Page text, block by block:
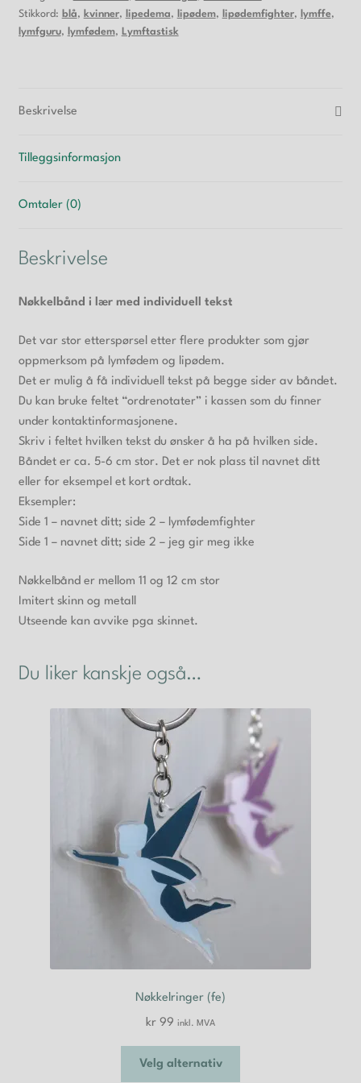
Stikkord: blå, kvinner, lipedema, lipødem, lipødemfighter, lymffe,
lymfguru, lymfødem, Lymftastisk
Beskrivelse
Tilleggsinformasjon
Omtaler (0)
Beskrivelse
Nøkkelbånd i lær med individuell tekst
Det var stor etterspørsel etter flere produkter som gjør
oppmerksom på lymfødem og lipødem.
Det er mulig å få individuell tekst på begge sider av båndet.
Du kan bruke feltet “ordrenotater” i kassen som du finner
under kontaktinformasjonene.
Skriv i feltet hvilken tekst du ønsker å ha på hvilken side.
Båndet er ca. 5-6 cm stor. Det er nok plass til navnet ditt
eller for eksempel et kort ordtak.
Eksempler:
Side 1 – navnet ditt; side 2 – lymfødemfighter
Side 1 – navnet ditt; side 2 – jeg gir meg ikke
Nøkkelbånd er mellom 11 og 12 cm stor
Imitert skinn og metall
Utseende kan avvike pga skinnet.
Du liker kanskje også…
Nøkkelringer (fe)
kr 99 inkl. MVA
Velg alternativ